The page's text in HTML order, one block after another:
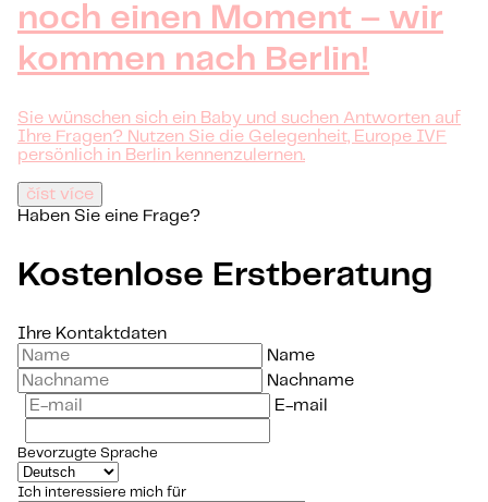
noch einen Moment – wir
kommen nach Berlin!
Sie wünschen sich ein Baby und suchen Antworten auf
Ihre Fragen? Nutzen Sie die Gelegenheit, Europe IVF
persönlich in Berlin kennenzulernen.
číst více
Haben Sie eine Frage?
Kostenlose Erstberatung
Ihre Kontaktdaten
Name
Nachname
E-mail
Bevorzugte Sprache
Ich interessiere mich für